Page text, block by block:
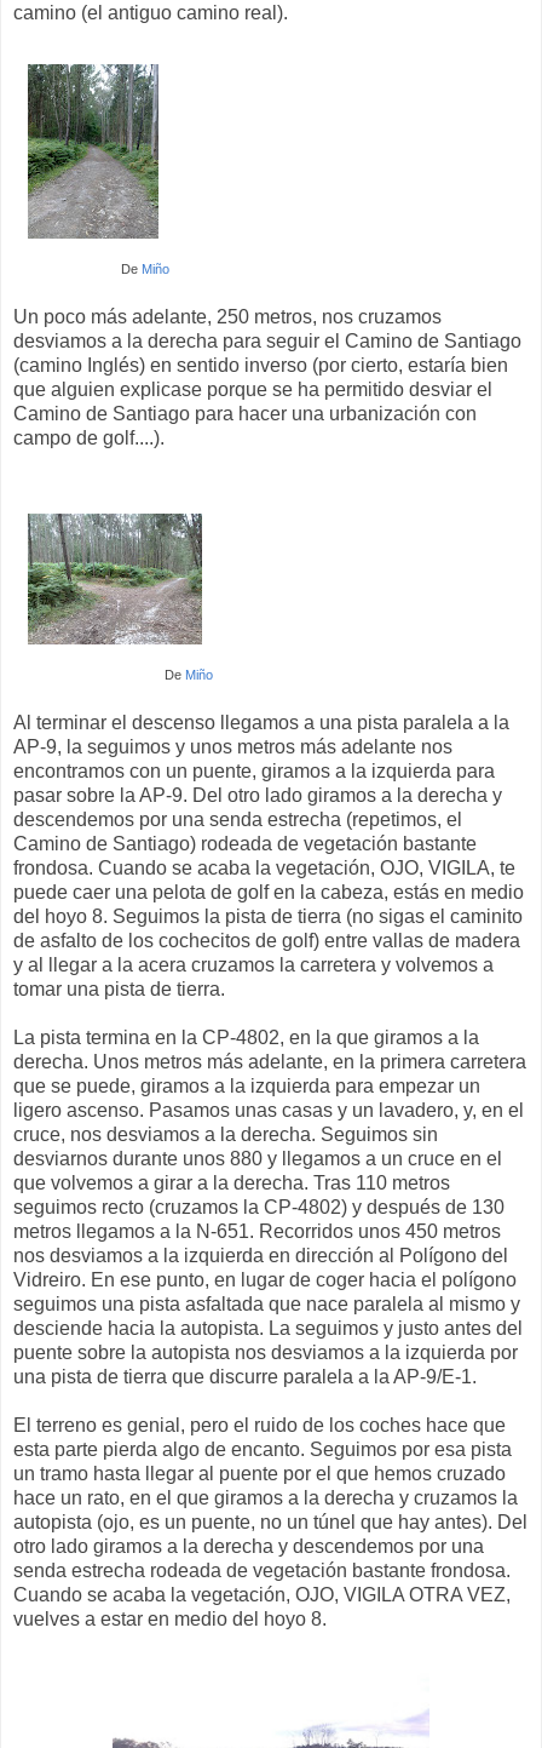
camino (el antiguo camino real).
De Miño
Un poco más adelante, 250 metros, nos cruzamos
desviamos a la derecha para seguir el Camino de Santiago
(camino Inglés) en sentido inverso (por cierto, estaría bien
que alguien explicase porque se ha permitido desviar el
Camino de Santiago para hacer una urbanización con
campo de golf....).
De Miño
Al terminar el descenso llegamos a una pista paralela a la
AP-9, la seguimos y unos metros más adelante nos
encontramos con un puente, giramos a la izquierda para
pasar sobre la AP-9. Del otro lado giramos a la derecha y
descendemos por una senda estrecha (repetimos, el
Camino de Santiago) rodeada de vegetación bastante
frondosa. Cuando se acaba la vegetación, OJO, VIGILA, te
puede caer una pelota de golf en la cabeza, estás en medio
del hoyo 8. Seguimos la pista de tierra (no sigas el caminito
de asfalto de los cochecitos de golf) entre vallas de madera
y al llegar a la acera cruzamos la carretera y volvemos a
tomar una pista de tierra.
La pista termina en la CP-4802, en la que giramos a la
derecha. Unos metros más adelante, en la primera carretera
que se puede, giramos a la izquierda para empezar un
ligero ascenso. Pasamos unas casas y un lavadero, y, en el
cruce, nos desviamos a la derecha. Seguimos sin
desviarnos durante unos 880 y llegamos a un cruce en el
que volvemos a girar a la derecha. Tras 110 metros
seguimos recto (cruzamos la CP-4802) y después de 130
metros llegamos a la N-651. Recorridos unos 450 metros
nos desviamos a la izquierda en dirección al Polígono del
Vidreiro. En ese punto, en lugar de coger hacia el polígono
seguimos una pista asfaltada que nace paralela al mismo y
desciende hacia la autopista. La seguimos y justo antes del
puente sobre la autopista nos desviamos a la izquierda por
una pista de tierra que discurre paralela a la AP-9/E-1.
El terreno es genial, pero el ruido de los coches hace que
esta parte pierda algo de encanto. Seguimos por esa pista
un tramo hasta llegar al puente por el que hemos cruzado
hace un rato, en el que giramos a la derecha y cruzamos la
autopista (ojo, es un puente, no un túnel que hay antes). Del
otro lado giramos a la derecha y descendemos por una
senda estrecha rodeada de vegetación bastante frondosa.
Cuando se acaba la vegetación, OJO, VIGILA OTRA VEZ,
vuelves a estar en medio del hoyo 8.